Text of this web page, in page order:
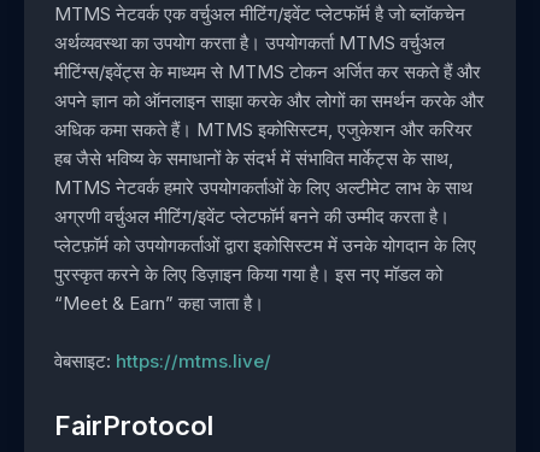
MTMS नेटवर्क एक वर्चुअल मीटिंग/इवेंट प्लेटफॉर्म है जो ब्लॉकचेन
अर्थव्यवस्था का उपयोग करता है। उपयोगकर्ता MTMS वर्चुअल
मीटिंग्स/इवेंट्स के माध्यम से MTMS टोकन अर्जित कर सकते हैं और
अपने ज्ञान को ऑनलाइन साझा करके और लोगों का समर्थन करके और
अधिक कमा सकते हैं। MTMS इकोसिस्टम, एजुकेशन और करियर
हब जैसे भविष्य के समाधानों के संदर्भ में संभावित मार्केट्स के साथ,
MTMS नेटवर्क हमारे उपयोगकर्ताओं के लिए अल्टीमेट लाभ के साथ
अग्रणी वर्चुअल मीटिंग/इवेंट प्लेटफॉर्म बनने की उम्मीद करता है।
प्लेटफ़ॉर्म को उपयोगकर्ताओं द्वारा इकोसिस्टम में उनके योगदान के लिए
पुरस्कृत करने के लिए डिज़ाइन किया गया है। इस नए मॉडल को
“Meet & Earn” कहा जाता है।
वेबसाइट: https://mtms.live/
FairProtocol